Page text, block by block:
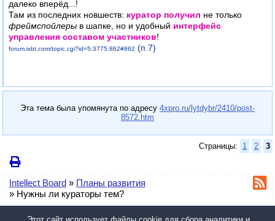
далеко вперёд...!
Там из последних новшеств: куратор получил не только
фреймспойлеры в шапке, но и удобный интерфейс
управления составом участников!
forum.ixbt .com/topic.cgi?id=5:3775:862#862 (п.7)
Эта тема была упомянута по адресу 4xpro.ru/lytdybr/2410/post-
8572.htm
Страницы: 1 2 3
Intellect Board » Планы развития
» Нужны ли кураторы тем?
У вас нет прав для отправки сообщений в эту тему.